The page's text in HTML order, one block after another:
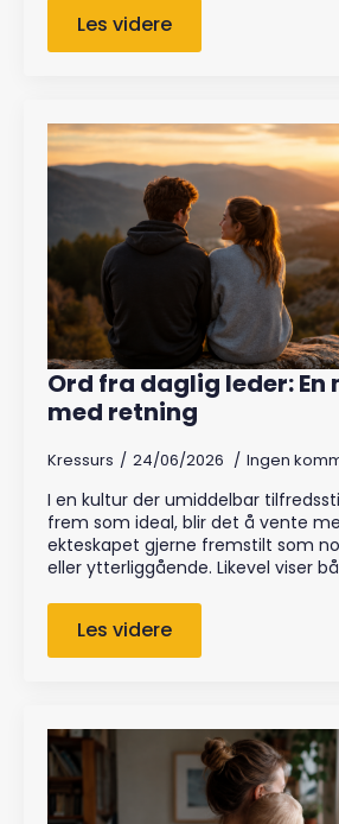
Les videre
Ord fra daglig leder:
med retning
Kressurs 24/06/2026 Ingen
I en kultur der umiddelbar
frem som ideal, blir det å vente
ekteskapet gjerne fremstilt som
eller ytterliggående. Likevel viser
Les videre